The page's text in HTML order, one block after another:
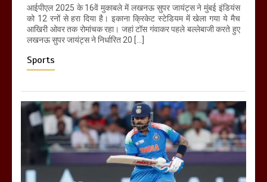
आईपीएल 2025 के 16वें मुकाबले में लखनऊ सुपर जायंट्स ने मुंबई इंडियंस
को 12 रनों से हरा दिया है। इकाना क्रिकेट स्टेडियम में खेला गया ये मैच
आखिरी ओवर तक रोमांचक रहा। जहां टॉस गंवाकर पहले बल्लेबाजी करते हुए
लखनऊ सुपर जायंट्स ने निर्धारित 20 […]
Sports